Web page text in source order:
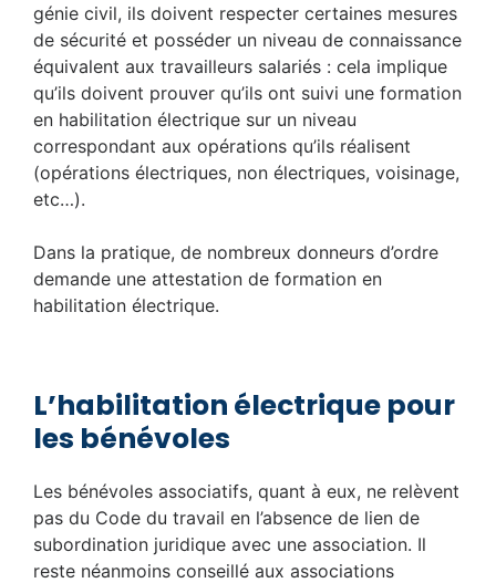
génie civil, ils doivent respecter certaines mesures
de sécurité et posséder un niveau de connaissance
équivalent aux travailleurs salariés : cela implique
qu’ils doivent prouver qu’ils ont suivi une formation
en habilitation électrique sur un niveau
correspondant aux opérations qu’ils réalisent
(opérations électriques, non électriques, voisinage,
etc…).
Dans la pratique, de nombreux donneurs d’ordre
demande une attestation de formation en
habilitation électrique.
L’habilitation électrique pour
les bénévoles
Les bénévoles associatifs, quant à eux, ne relèvent
pas du Code du travail en l’absence de lien de
subordination juridique avec une association. Il
reste néanmoins conseillé aux associations